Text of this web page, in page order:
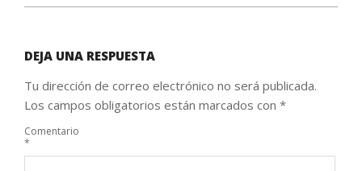
DEJA UNA RESPUESTA
Tu dirección de correo electrónico no será publicada.
Los campos obligatorios están marcados con *
Comentario
*